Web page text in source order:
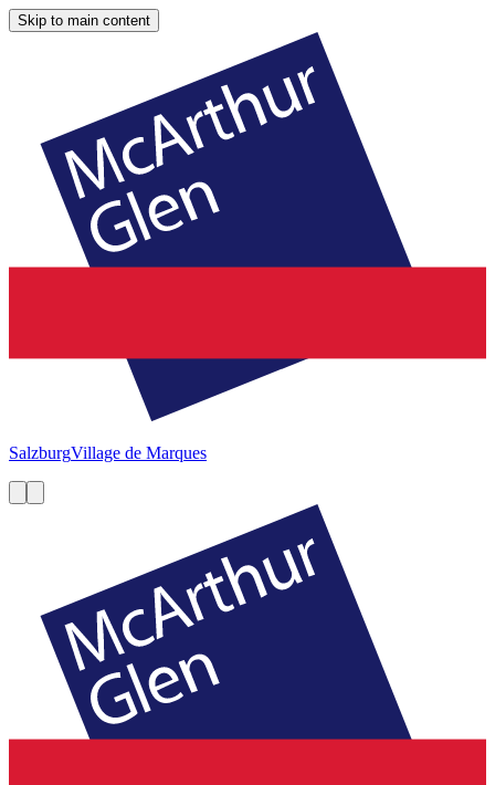
Skip to main content
SalzburgVillage de Marques